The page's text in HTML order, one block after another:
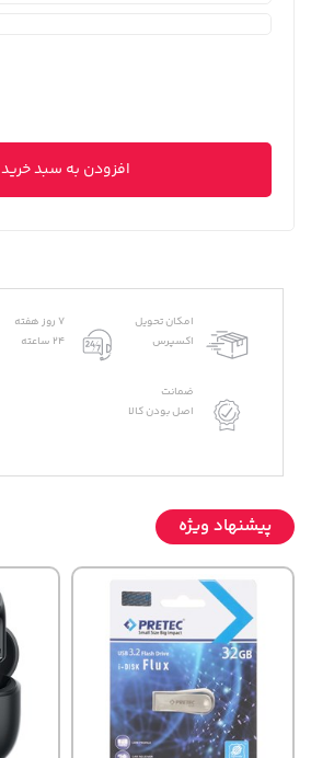
افزودن به سبد خرید
امکان تحویل
اکسپرس
7 روز هفته
24 ساعته
ضمانت
اصل بودن کالا
پیشنهاد ویژه